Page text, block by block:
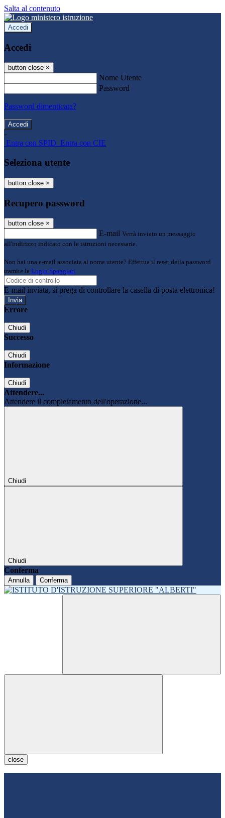
Salta al contenuto
Accedi
Accedi
button close ×
Nome Utente
Password
Password dimenticata?
-
Entra con SPID Entra con CIE
Seleziona utente
button close ×
Recupero password
button close ×
E-mail Verrà inviato un messaggio
all'indirizzo indicato con le istruzioni necessarie.
Non hai una e-mail associata al nome utente? Effettua il reset della password
tramite la Login Spaggiari
E-mail inviata, si prega di controllare la casella di posta elettronica!
Errore
Chiudi
Successo
Chiudi
Informazione
Chiudi
Attendere...
Attendere il completamento dell'operazione...
Chiudi
Chiudi
Conferma
Annulla Conferma
close